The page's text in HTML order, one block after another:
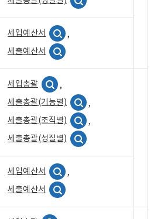
세입예산서
,
세출예산서
세입총괄
,
세출총괄(기능별)
,
세출총괄(조직별)
,
세출총괄(성질별)
세입예산서
,
세출예산서